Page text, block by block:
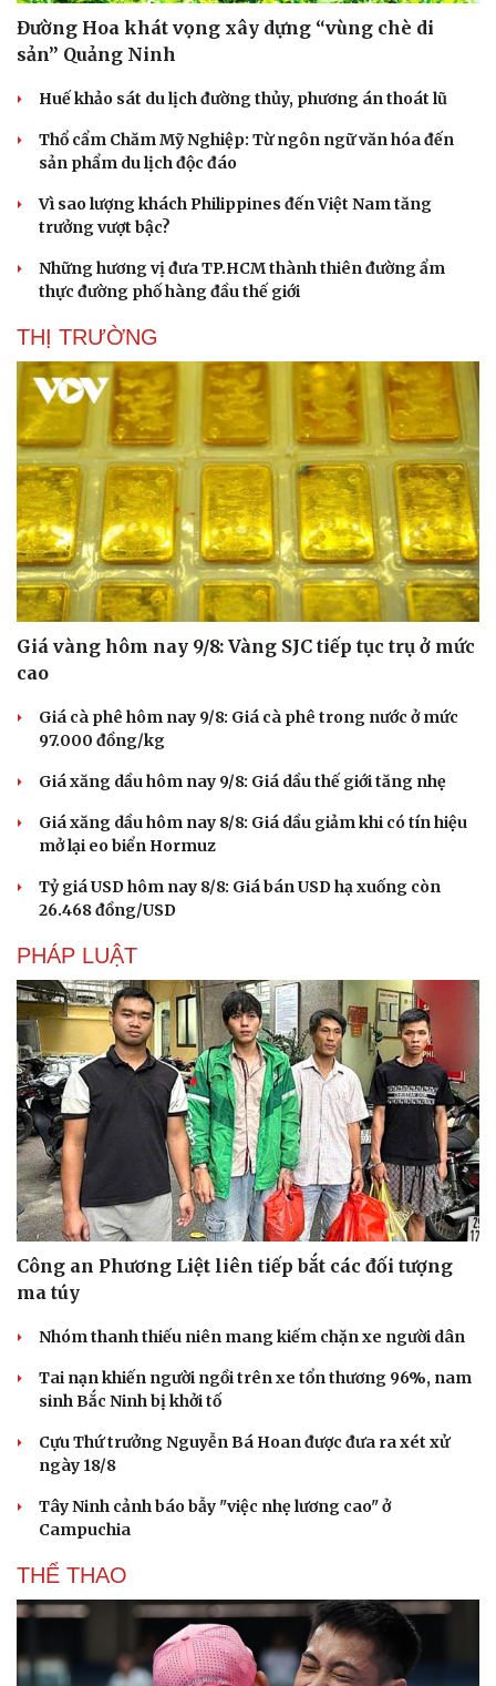
Du lịch
Tư vấn
Săn Tour
check-in
Podcast
Kể chuyện cho bé
Hạt giống tâm hồn
Đường Hoa khát vọng xây dựng “vùng chè di
sản” Quảng Ninh
Huế khảo sát du lịch đường thủy, phương án thoát lũ
Thổ cẩm Chăm Mỹ Nghiệp: Từ ngôn ngữ văn hóa đến
sản phẩm du lịch độc đáo
Vì sao lượng khách Philippines đến Việt Nam tăng
trưởng vượt bậc?
Những hương vị đưa TP.HCM thành thiên đường ẩm
thực đường phố hàng đầu thế giới
THỊ TRƯỜNG
Giá vàng hôm nay 9/8: Vàng SJC tiếp tục trụ ở mức
cao
Giá cà phê hôm nay 9/8: Giá cà phê trong nước ở mức
97.000 đồng/kg
Giá xăng dầu hôm nay 9/8: Giá dầu thế giới tăng nhẹ
Giá xăng dầu hôm nay 8/8: Giá dầu giảm khi có tín hiệu
mở lại eo biển Hormuz
Tỷ giá USD hôm nay 8/8: Giá bán USD hạ xuống còn
26.468 đồng/USD
PHÁP LUẬT
Công an Phương Liệt liên tiếp bắt các đối tượng
ma túy
Nhóm thanh thiếu niên mang kiếm chặn xe người dân
Tai nạn khiến người ngồi trên xe tổn thương 96%, nam
sinh Bắc Ninh bị khởi tố
Cựu Thứ trưởng Nguyễn Bá Hoan được đưa ra xét xử
ngày 18/8
Tây Ninh cảnh báo bẫy "việc nhẹ lương cao" ở
Campuchia
THỂ THAO